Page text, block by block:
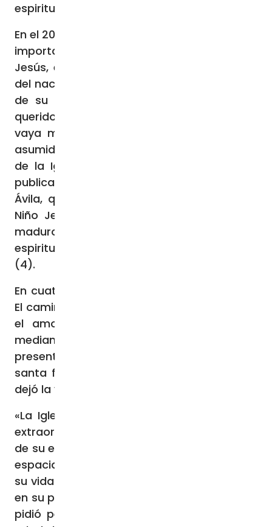
espiritualidad» (2).
En el 2023 se han conmemorado dos fechas
importantes de Santa Teresa del Niño
Jesús, el 2 de enero fue el 150º aniversario
del nacimiento y el 23 de abril el centenario
de su beatificación. El Papa Francisco ha
querido que esta exhortación apostólica
vaya más allá de una celebración y «sea
asumido como parte del tesoro espiritual
de la Iglesia». Además, «la fecha de esta
publicación, memoria de santa Teresa de
Ávila, quiere presentar a santa Teresa del
Niño Jesús y de la Santa Faz como fruto
maduro de la reforma del Carmelo y de la
espiritualidad de la gran santa española»
(4).
En cuatro capítulos: Jesús para los demás;
El caminito de la confianza y del amor; Seré
el amor; En el corazón del Evangelio; y
mediante 53 parágrafos el Pontífice
presenta la vida y experiencia espiritual la
santa francesa del Carmelo de Lisieux que
dejó la vida terrena a los 24 años.
«La Iglesia reconoció rápidamente el valor
extraordinario de su figura y la originalidad
de su espiritualidad evangélica», de manera
espacial los Pontífices siguieron de cerca
su vida: “Teresita” conoció al Papa León XIII
en su peregrinación a Roma en 1887 a quien
pidió permiso para entrar al Carmelo a la